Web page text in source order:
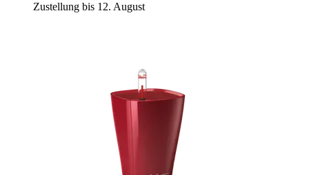
Zustellung bis 12. August